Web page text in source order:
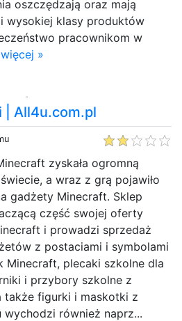
oszczędzają oraz mają
wysokiej klasy produktów
pracownikom w
»
| All4u.com.pl
zyskała ogromną
a wraz z grą pojawiło
gadżety Minecraft. Sklep
część swojej oferty
i prowadzi sprzedaż
z postaciami i symbolami
Minecraft, plecaki szkolne dla
i przybory szkolne z
także figurki i maskotki z
również naprz...